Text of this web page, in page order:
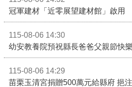
115-08-06 14:30
幼安教養院預祝縣長爸爸父親節快樂
115-08-06 14:29